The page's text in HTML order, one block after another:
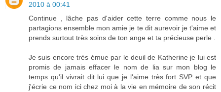
2010 à 00:41
Continue , lâche pas d'aider cette terre comme nous le
partagions ensemble mon amie je te dit aurevoir je t'aime et
prends surtout très soins de ton ange et ta précieuse perle .
Je suis encore très émue par le deuil de Katherine je lui est
promis de jamais effacer le nom de lia sur mon blog le
temps qu'il vivrait dit lui que je l'aime très fort SVP et que
j'écrie ce nom ici chez moi à la vie en mémoire de son récit